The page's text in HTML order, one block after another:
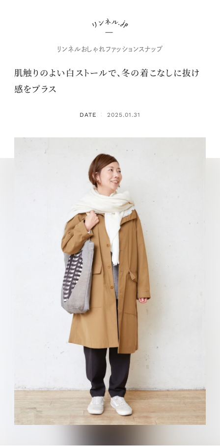
リンネルおしゃれファッションスナップ
肌触りのよい白ストールで、冬の着こなしに抜け
感をプラス
DATE ： 2025.01.31